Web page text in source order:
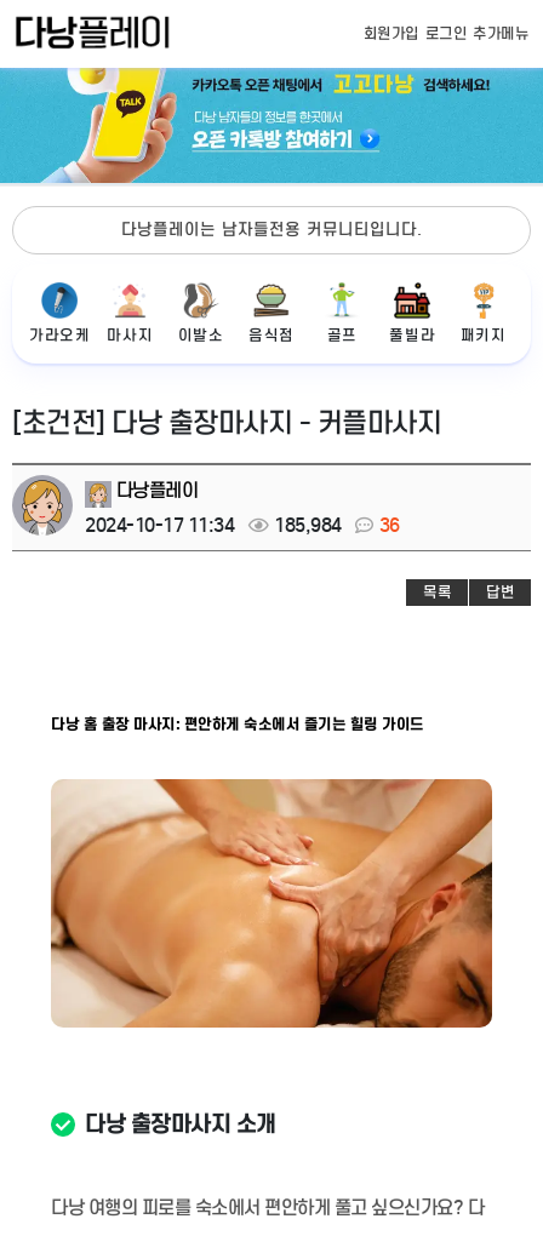
회원가입 로그인 추가메뉴
다낭플레이는 남자들전용 커뮤니티입니다.
가라오케 마사지 이발소 음식점 골프 풀빌라 패키지
[초건전] 다낭 출장마사지 - 커플마사지
다낭플레이
2024-10-17 11:34
185,984 36
목록 답변
다낭 홈 출장 마사지: 편안하게 숙소에서 즐기는 힐링 가이드
다낭 출장마사지 소개
다낭 여행의 피로를 숙소에서 편안하게 풀고 싶으신가요? 다